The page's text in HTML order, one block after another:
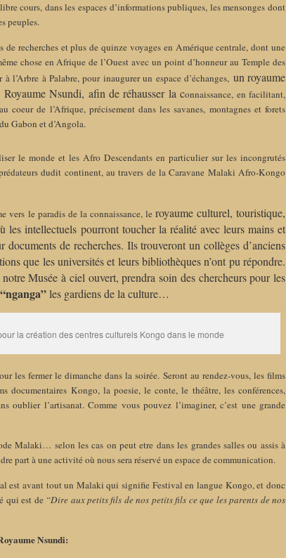
cours, dans les espaces d’informations publiques, les mensonges dont
peuples.
de recherches et plus de quinze voyages en Amérique centrale, dont une
chose en Afrique de l’Ouest avec un point d’honneur au Temple des
l’Arbre à Palabre, pour inaugurer un espace d’échanges, un royaume
RoyaumeNsundi, afin de réhausser la connaissance, en facilitant,
coeur de l’Afrique, précisement dans les savanes, montagnes et forets
Gabon et d’Angola.
le monde et les Afro Descendants en particulier sur les incongrutés
dudit continent, au travers de la Caravane Malaki Afro-Kongo
vers le paradis de la connaissance, le royaume culturel, touristique,
les intellectuels pourront toucher la réalité avec leurs mains et
documents de recherches. Ils trouveront un collèges d’anciens
que les universités et leurs bibliothèques n’ont pu répondre.
Musée à ciel ouvert, prendra soin des chercheurs pour les
“nganga”les gardiens de la culture…
la création des centres culturels Kongo dans le monde
les fermer le dimanche dans la soirée. Seront au rendez-vous, les films
documentaires Kongo, la poesie, le conte, le théâtre, les conférences,
oublier l’artisanat. Comme vous pouvez l’imaginer, c’est une grande
Malaki… selon les cas on peut etre dans les grandes salles ou assis à
part à une activité où nous sera réservé un espace de communication.
est avant tout un Malaki qui signifie Festival en langue Kongo, et donc
qui est de “Dire aux petits fils de nos petits fils ce que les parents de nos
Nsundi: